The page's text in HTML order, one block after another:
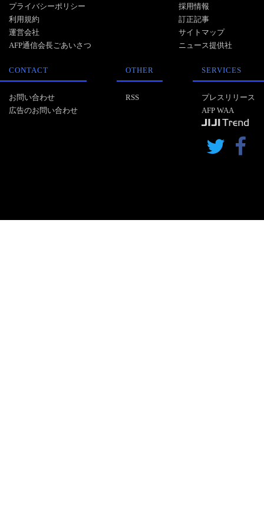
プライバシーポリシー
利用規約
運営会社
AFP通信会長ごあいさつ
採用情報
訂正記事
サイトマップ
ニュース提供社
CONTACT
お問い合わせ
広告のお問い合わせ
OTHER
RSS
SERVICES
プレスリリース
AFP WAA